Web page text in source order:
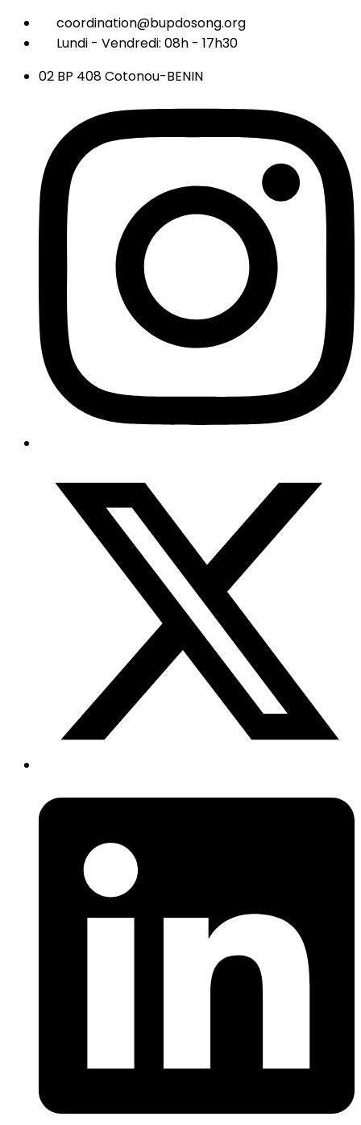
coordination@bupdosong.org
Lundi - Vendredi: 08h - 17h30
02 BP 408 Cotonou-BENIN